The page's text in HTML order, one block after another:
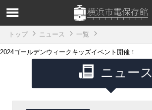
トップ ニュース 一覧
2024ゴールデンウィークキッズイベント開催！
ニュース